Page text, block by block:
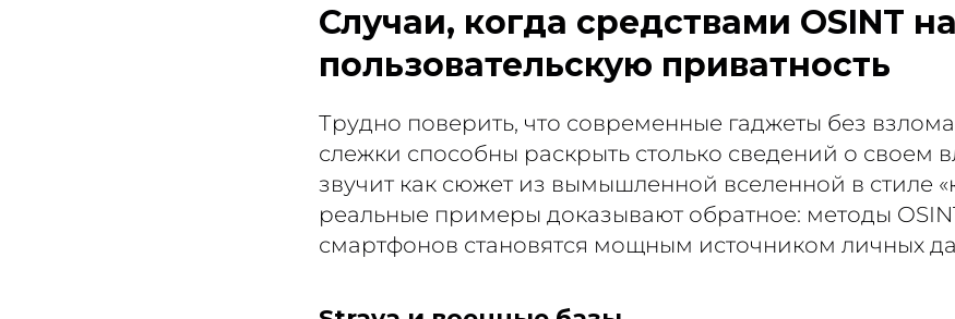
Случаи, когда средствами OSINT
пользовательскую приватность
Трудно поверить, что современные гаджеты без
слежки способны раскрыть столько сведений о своем
звучит как сюжет из вымышленной вселенной в стиле
реальные примеры доказывают обратное: методы
смартфонов становятся мощным источником личных